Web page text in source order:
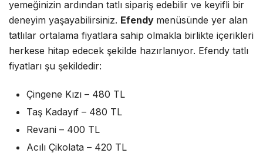
yemeğinizin ardından tatlı sipariş edebilir ve keyifli bir
deneyim yaşayabilirsiniz. Efendy menüsünde yer alan
tatlılar ortalama fiyatlara sahip olmakla birlikte içerikleri
herkese hitap edecek şekilde hazırlanıyor. Efendy tatlı
fiyatları şu şekildedir:
Çingene Kızı – 480 TL
Taş Kadayıf – 480 TL
Revani – 400 TL
Acılı Çikolata – 420 TL